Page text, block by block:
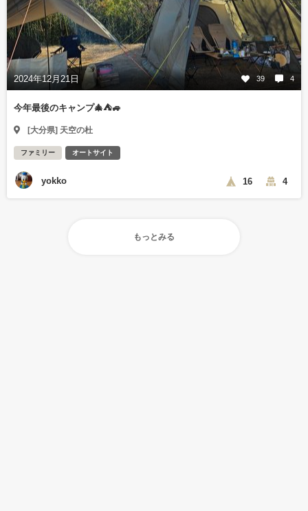
2024年12月21日 39 4
今年最後のキャンプ🎄⛺🚙
[大分県] 天空の杜
ファミリー オートサイト
yokko 16 4
もっとみる